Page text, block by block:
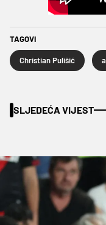
TAGOVI
Christian Pulišić
SLJEDEĆA VIJEST